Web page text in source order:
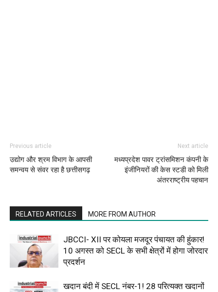
Previous article
उद्योग और श्रम विभाग के आपसी
समन्वय से संवर रहा है छत्तीसगढ़
Next article
मध्यप्रदेश पावर ट्रांसमिशन कंपनी के
इंजीनियरों की केस स्टडी को मिली
अंतरराष्ट्रीय पहचान
RELATED ARTICLES MORE FROM AUTHOR
JBCCI- XII पर कोयला मजदूर पंचायत की हुंकार!
10 अगस्त को SECL के सभी क्षेत्रों में होगा जोरदार
प्रदर्शन
खदान बंदी में SECL नंबर-1! 28 परित्यक्त खदानों